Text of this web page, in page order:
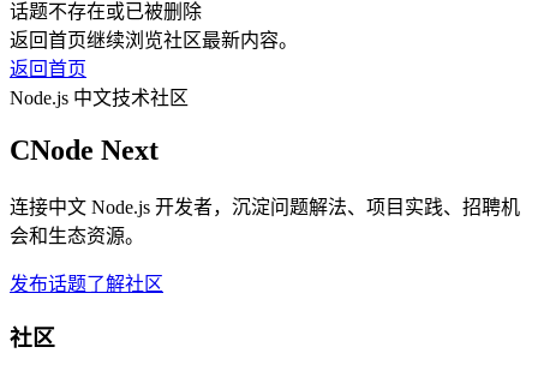
话题不存在或已被删除
返回首页继续浏览社区最新内容。
返回首页
Node.js 中文技术社区
CNode Next
连接中文 Node.js 开发者，沉淀问题解法、项目实践、招聘机
会和生态资源。
发布话题了解社区
社区